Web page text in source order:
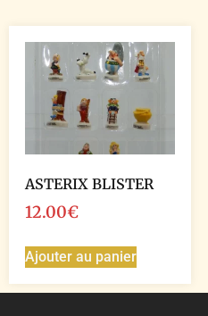
ASTERIX BLISTER
12.00€
Ajouter au panier